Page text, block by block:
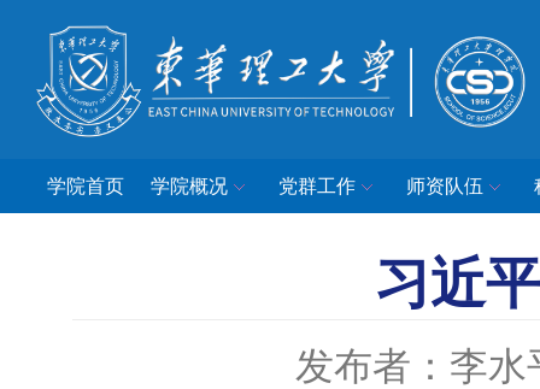
学院首页 学院概况 党群工作 师资队伍
习近
发布者：李水